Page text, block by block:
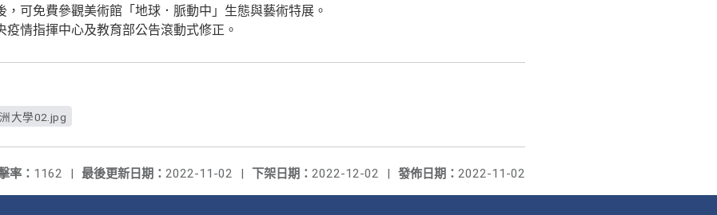
，可免費參觀美術館「地球．脈動中」生態與藝術特展。
疫情指揮中心及教育部公告滾動式修正。
大學02.jpg
發佈日期： 2022-11-02
下架日期： 2022-12-02 |
最後更新日期： 2022-11-02 |
率： 1162 |